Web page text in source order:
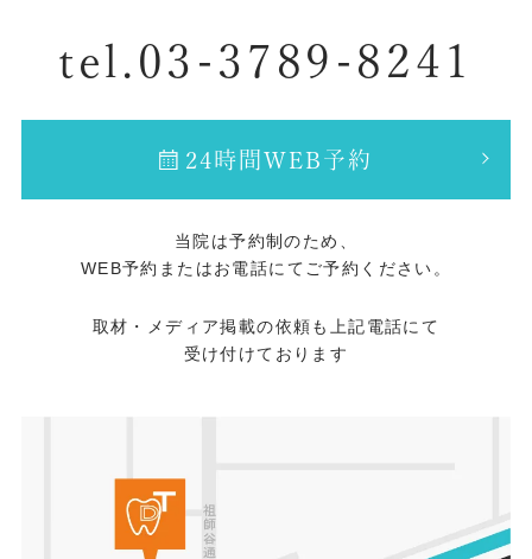
tel.03-3789-8241
24時間WEB予約
当院は予約制のため、
WEB予約またはお電話にてご予約ください。
取材・メディア掲載の依頼も上記電話にて
受け付けております